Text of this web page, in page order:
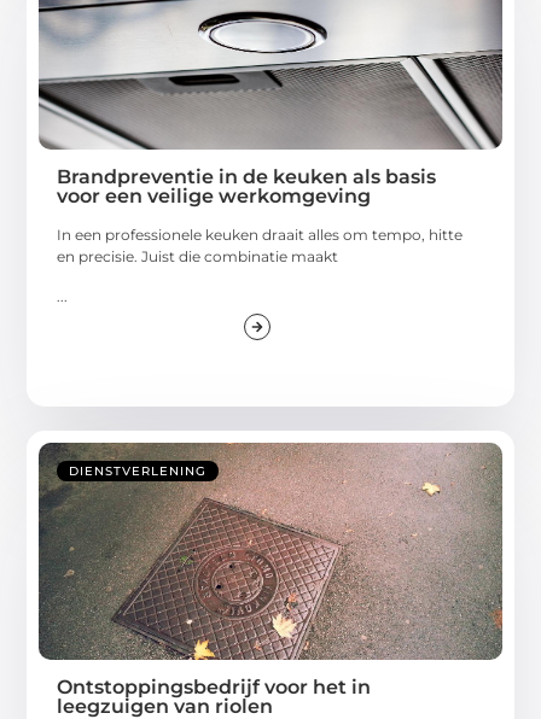
Brandpreventie in de keuken als basis
voor een veilige werkomgeving
In een professionele keuken draait alles om tempo, hitte
en precisie. Juist die combinatie maakt
DIENSTVERLENING
Ontstoppingsbedrijf voor het in
leegzuigen van riolen